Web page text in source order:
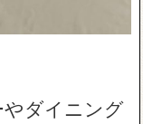
ダイニング